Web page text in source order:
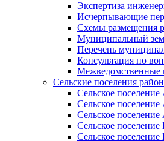
Экспертиза
Исчерпывающие
Схемы размещения
Муниципальный
Перечень
Консультация по
Межведомственные
Сельские поселения
Сельское
Сельское
Сельское
Сельское
Сельское поселение